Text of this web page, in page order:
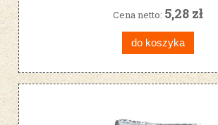
Cena netto: 5,28 zł
do koszyka